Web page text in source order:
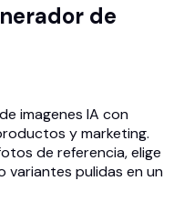
de
imagenes IA con
y marketing.
de referencia, elige
variantes pulidas en un